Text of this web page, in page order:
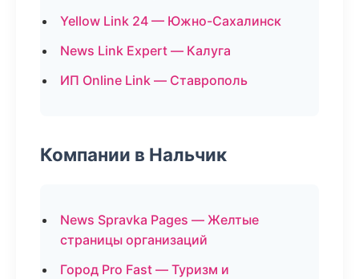
Yellow Link 24 — Южно-Сахалинск
News Link Expert — Калуга
ИП Online Link — Ставрополь
Компании в Нальчик
News Spravka Pages — Желтые
страницы организаций
Город Pro Fast — Туризм и